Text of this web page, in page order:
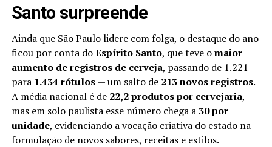
Santo surpreende
Ainda que São Paulo lidere com folga, o destaque do ano
ficou por conta doEspírito Santo, que teve omaior
aumento de registros de cerveja, passando de 1.221
para 1.434 rótulos— um salto de 213 novos registros.
A média nacional é de 22,2 produtos por cervejaria,
mas em solo paulista esse número chega a 30 por
unidade, evidenciando a vocação criativa do estado na
formulação de novos sabores, receitas e estilos.